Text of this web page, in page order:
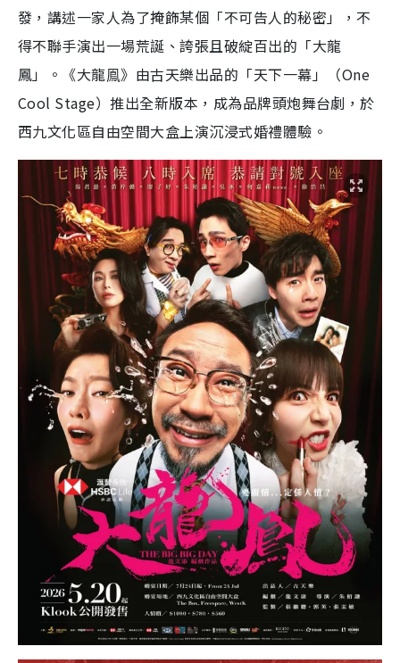
發，講述一家人為了掩飾某個「不可告人的秘密」，不
得不聯手演出一場荒誕、誇張且破綻百出的「大龍
鳳」。《大龍鳯》由古天樂出品的「天下一幕」（One
Cool Stage）推出全新版本，成為品牌頭炮舞台劇，於
西九文化區自由空間大盒上演沉浸式婚禮體驗。